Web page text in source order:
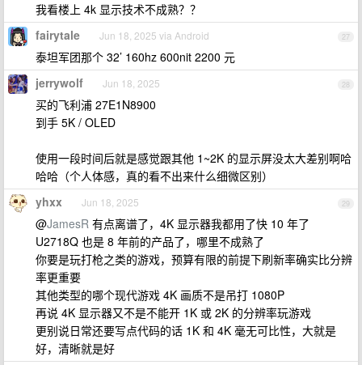
我看楼上 4k 显示技术不成熟？？
27
fairytale Jun 18, 2025 via Android
泰坦军团那个 32’ 160hz 600nit 2200 元
28
jerrywolf Jun 18, 2025
买的飞利浦 27E1N8900
到手 5K / OLED
使用一段时间后就是感觉跟其他 1~2K 的显示屏没太大差别啊哈
哈哈（个人体感，真的看不出来什么细微区别）
29
yhxx Jun 18, 2025
@JamesR 有点离谱了，4K 显示器我都用了快 10 年了
U2718Q 也是 8 年前的产品了，哪里不成熟了
你要是玩打枪之类的游戏，预算有限的前提下刷新率确实比分辨
率更重要
其他类型的哪个现代游戏 4K 画质不是吊打 1080P
再说 4K 显示器又不是不能开 1K 或 2K 的分辨率玩游戏
更别说日常还要写点代码的话 1K 和 4K 毫无可比性，大就是
好，清晰就是好